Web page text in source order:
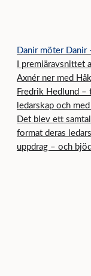
Danir möter Danir
I premiäravsnittet
Axnér ner med
Fredrik Hedlund –
ledarskap och
Det blev ett
format deras
uppdrag – och